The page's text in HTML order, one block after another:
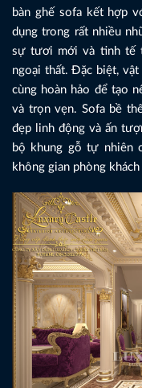
bàn ghế sofa kết hợp
dụng trong rất nhiều
sự tươi mới và tinh tế
ngoại thất. Đặc biệt,
cùng hoàn hảo để tạo
và trọn vẹn. Sofa bề
đẹp linh động và ấn
bộ khung gỗ tự nhiên
không gian phòng